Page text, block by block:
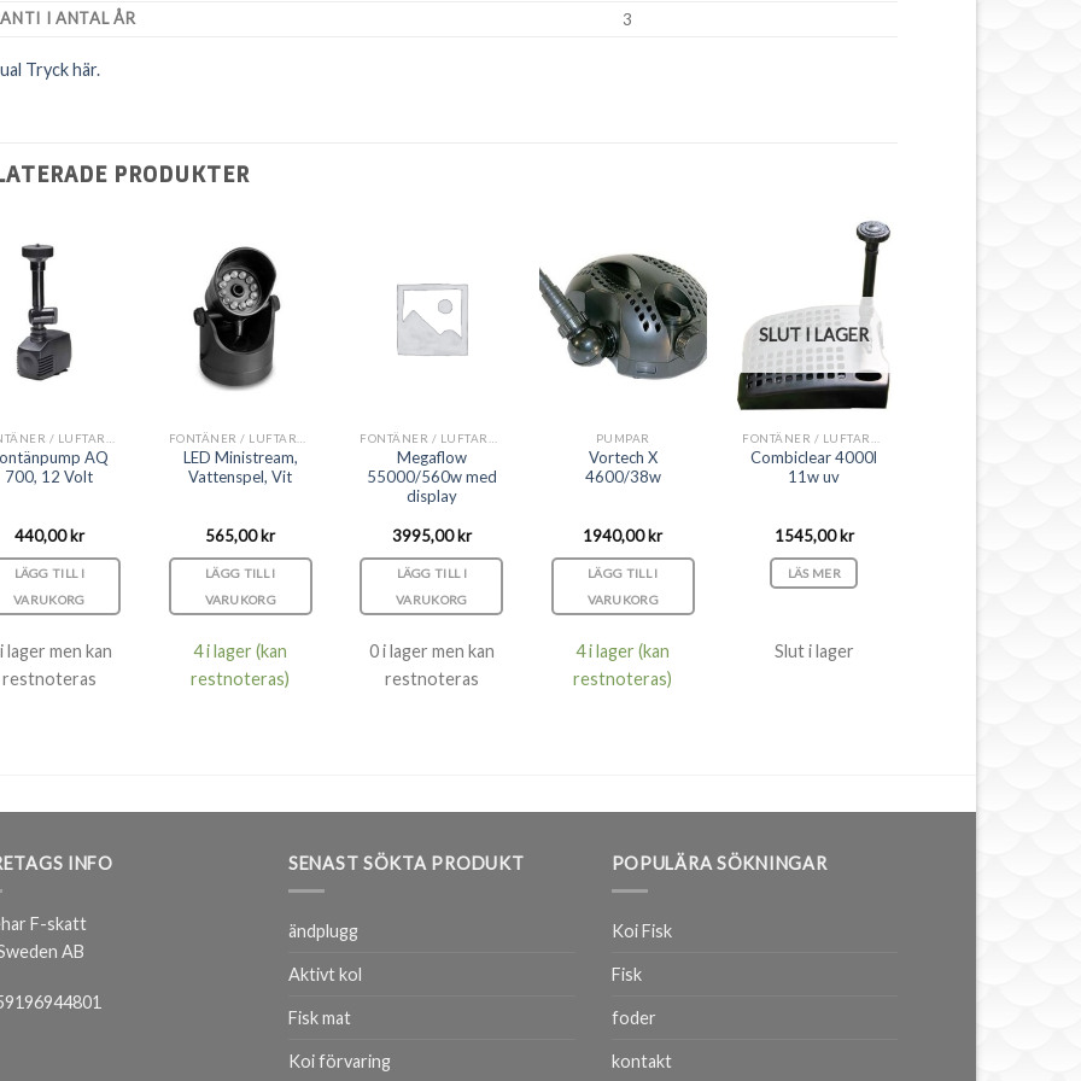
I ANTAL ÅR
3
Tryck här.
PRODUKTER
AQ
700, 12 Volt
440,00kr
LÄGG TILL I
VARUKORG
lager men kan
restnoteras
LED Ministream,
Vattenspel, Vit
565,00kr
LÄGG TILL I
VARUKORG
4 i lager (kan
restnoteras)
Megaflow
55000/560w med
display
3995,00kr
LÄGG TILL I
VARUKORG
0 i lager men kan
restnoteras
PUMPAR
Vortech X
4600/38w
1940,00kr
LÄGG TILL I
VARUKORG
4 i lager (kan
restnoteras)
SLUT I LAGER
Combiclear 4000l
11w uv
1545,00kr
LÄS MER
Slut i lager
INFO
F-skatt
AB
SENAST SÖKTA PRODUKT
ändplugg
Aktivt kol
Fisk mat
Koi förvaring
POPULÄRA SÖKNINGAR
Koi Fisk
Fisk
foder
kontakt